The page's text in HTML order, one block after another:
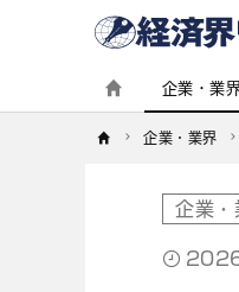
企業・業
企業・業界
企業・